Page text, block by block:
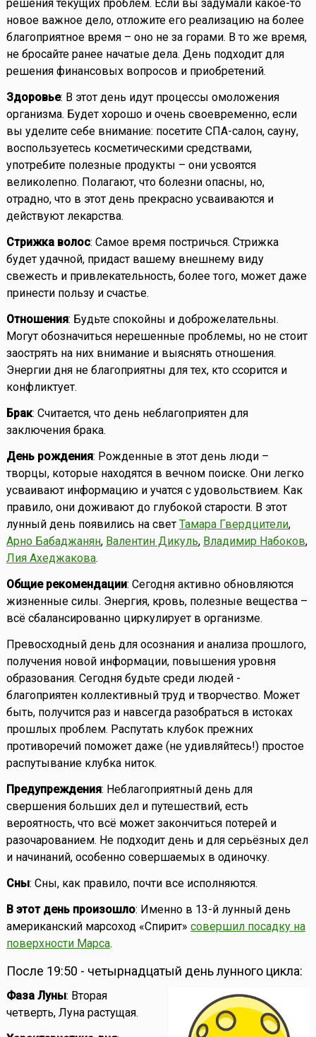
решения текущих проблем. Если вы задумали какое-то
новое важное дело, отложите его реализацию на более
благоприятное время – оно не за горами. В то же время,
не бросайте ранее начатые дела. День подходит для
решения финансовых вопросов и приобретений.
Здоровье: В этот день идут процессы омоложения
организма. Будет хорошо и очень своевременно, если
вы уделите себе внимание: посетите СПА-салон, сауну,
воспользуетесь косметическими средствами,
употребите полезные продукты – они усвоятся
великолепно. Полагают, что болезни опасны, но,
отрадно, что в этот день прекрасно усваиваются и
действуют лекарства.
Стрижка волос: Самое время постричься. Стрижка
будет удачной, придаст вашему внешнему виду
свежесть и привлекательность, более того, может даже
принести пользу и счастье.
Отношения: Будьте спокойны и доброжелательны.
Могут обозначиться нерешенные проблемы, но не стоит
заострять на них внимание и выяснять отношения.
Энергии дня не благоприятны для тех, кто ссорится и
конфликтует.
Брак: Считается, что день неблагоприятен для
заключения брака.
День рождения: Рожденные в этот день люди –
творцы, которые находятся в вечном поиске. Они легко
усваивают информацию и учатся с удовольствием. Как
правило, они доживают до глубокой старости. В этот
лунный день появились на свет Тамара Гвердцители,
Арно Бабаджанян, Валентин Дикуль, Владимир Набоков,
Лия Ахеджакова.
Общие рекомендации: Сегодня активно обновляются
жизненные силы. Энергия, кровь, полезные вещества –
всё сбалансированно циркулирует в организме.
Превосходный день для осознания и анализа прошлого,
получения новой информации, повышения уровня
образования. Сегодня будьте среди людей -
благоприятен коллективный труд и творчество. Может
быть, получится раз и навсегда разобраться в истоках
прошлых проблем. Распутать клубок прежних
противоречий поможет даже (не удивляйтесь!) простое
распутывание клубка ниток.
Предупреждения: Неблагоприятный день для
свершения больших дел и путешествий, есть
вероятность, что всё может закончиться потерей и
разочарованием. Не подходит день и для серьёзных дел
и начинаний, особенно совершаемых в одиночку.
Сны: Сны, как правило, почти все исполняются.
В этот день произошло: Именно в 13-й лунный день
американский марсоход «Спирит» совершил посадку на
поверхности Марса.
После 19:50 - четырнадцатый день лунного цикла:
Фаза Луны: Вторая
четверть, Луна растущая.